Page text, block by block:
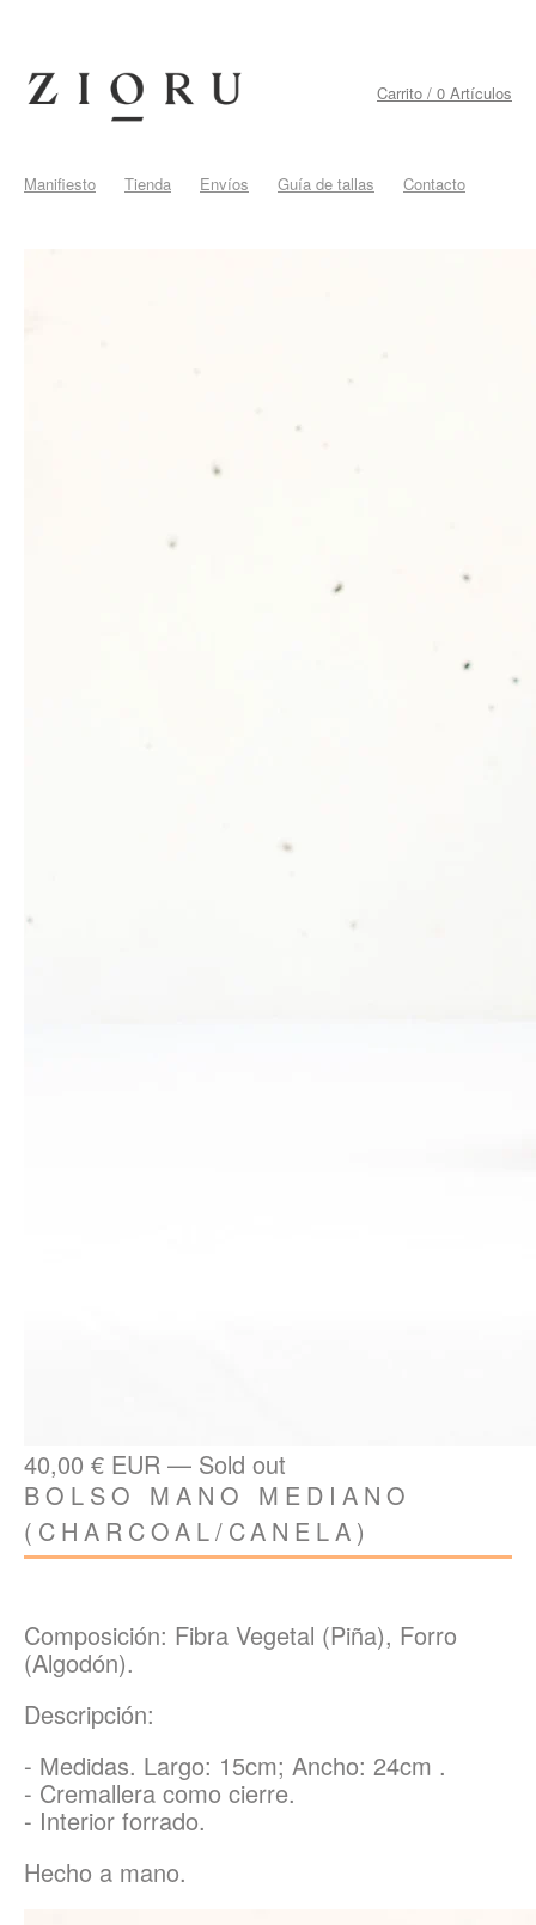
Manifiesto Tienda Envíos Guía de tallas Contacto
Carrito / 0 Artículos
40,00 € EUR — Sold out
BOLSO MANO MEDIANO
(CHARCOAL/CANELA)
Composición: Fibra Vegetal (Piña), Forro
(Algodón).
Descripción:
- Medidas. Largo: 15cm; Ancho: 24cm .
- Cremallera como cierre.
- Interior forrado.
Hecho a mano.